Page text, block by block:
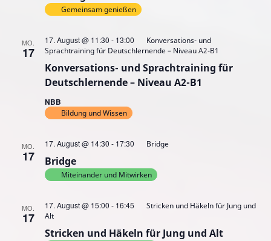
Gemeinsam genießen
MO.
17
Konversations- und Sprachtraining für
Deutschlernende – Niveau A2-B1
17. August @ 11:30 - 13:00
Konversations- und
Sprachtraining für Deutschlernende – Niveau A2-B1
NBB
Bildung und Wissen
MO.
17 Bridge
17. August @ 14:30 - 17:30 Bridge
Miteinander und Mitwirken
MO.
17
Stricken und Häkeln für Jung und Alt
17. August @ 15:00 - 16:45
Stricken und Häkeln für Jung und
Alt